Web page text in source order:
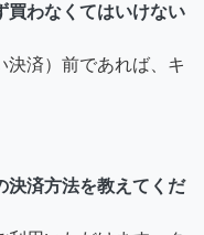
買わなくてはいけない
決済）前であれば、キ
決済方法を教えてくだ